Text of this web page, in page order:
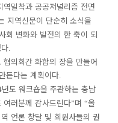
역밀착과 공공저널리즘 전면
지역신문이 단순히 소식을
회 변화와 발전의 한 축이 되
.
의회간 화합의 장을 만들어
든다는 계획이다.
년도 워크숍을 주관하는 충남
러분께 감사드린다”며 “올
언론 창달 및 회원사들의 권